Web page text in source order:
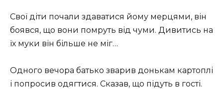
Свої діти почали здаватися йому мерцями, він
боявся, що вони помруть від чуми. Дивитись на
їх муки він більше не міг…
Одного вечора батько зварив донькам картоплі
і попросив одягтися. Сказав, що підуть в гості.